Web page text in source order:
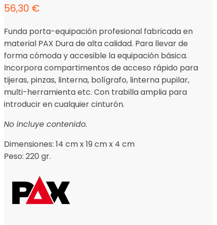
56,30 €
Funda porta-equipación profesional fabricada en
material PAX Dura de alta calidad. Para llevar de
forma cómoda y accesible la equipación básica.
Incorpora compartimentos de acceso rápido para
tijeras, pinzas, linterna, bolígrafo, linterna pupilar,
multi-herramienta etc. Con trabilla amplia para
introducir en cualquier cinturón.
No incluye contenido.
Dimensiones: 14 cm x 19 cm x 4 cm
Peso: 220 gr.